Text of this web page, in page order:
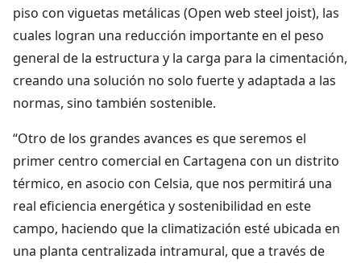
piso con viguetas metálicas (Open web steel joist), las
cuales logran una reducción importante en el peso
general de la estructura y la carga para la cimentación,
creando una solución no solo fuerte y adaptada a las
normas, sino también sostenible.
“Otro de los grandes avances es que seremos el
primer centro comercial en Cartagena con un distrito
térmico, en asocio con Celsia, que nos permitirá una
real eficiencia energética y sostenibilidad en este
campo, haciendo que la climatización esté ubicada en
una planta centralizada intramural, que a través de